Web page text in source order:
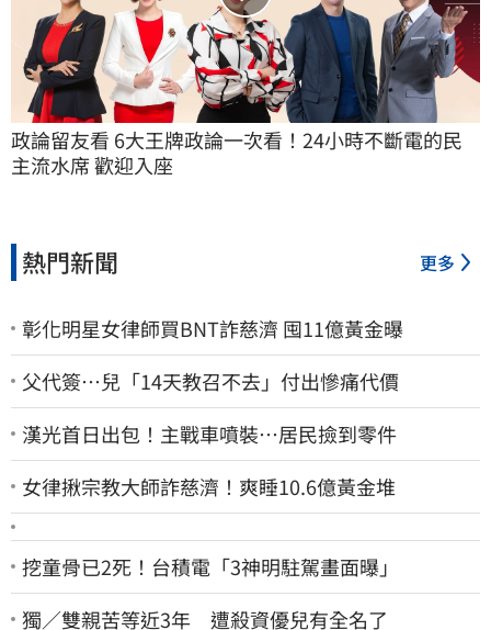
政論留友看 6大王牌政論一次看！24小時不斷電的民
主流水席 歡迎入座
熱門新聞 更多
彰化明星女律師買BNT詐慈濟 囤11億黃金曝
父代簽…兒「14天教召不去」付出慘痛代價
漢光首日出包！主戰車噴裝…居民撿到零件
女律揪宗教大師詐慈濟！爽睡10.6億黃金堆
挖童骨已2死！台積電「3神明駐駕畫面曝」
獨／雙親苦等近3年 遭殺資優兒有全名了